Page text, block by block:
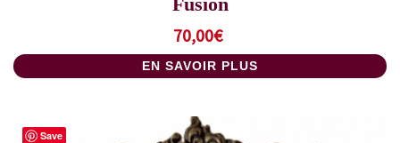
70,00€
EN SAVOIR PLUS
Save